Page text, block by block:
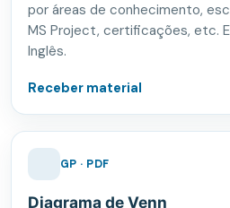
por áreas de conhecimento,
MS Project, certificações, etc.
Inglês.
Receber material
GP · PDF
Diagrama de Venn